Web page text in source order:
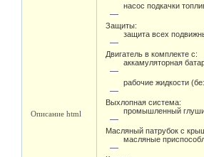
Описание html
насос подкачки
Защиты:
защита всех
Двигатель в комплекте с:
аккамуляторная
рабочие жидкости
Выхлопная система:
промышленный
Масляный патрубок с
масляные